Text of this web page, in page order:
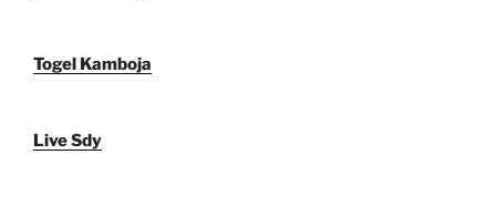
Togel Kamboja
Live Sdy